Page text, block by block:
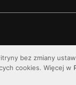
bez zmiany
cookies. Więcej w